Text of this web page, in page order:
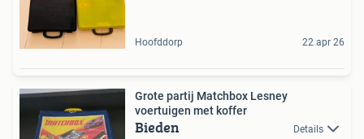
Hoofddorp 22 apr 26
Grote partij Matchbox Lesney
voertuigen met koffer
Bieden Details